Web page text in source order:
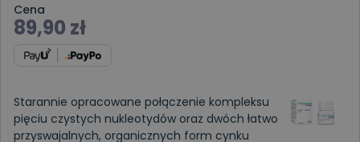
Cena
89,90 zł
Starannie opracowane połączenie kompleksu
pięciu czystych nukleotydów oraz dwóch łatwo
przyswajalnych, organicznych form cynku